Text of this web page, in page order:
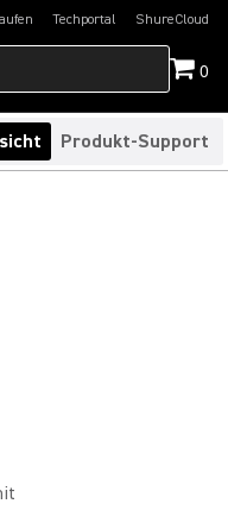
Techportal
(Opens in a new tab)ShureCloud
(Opens in a new
0
Produkt-Support